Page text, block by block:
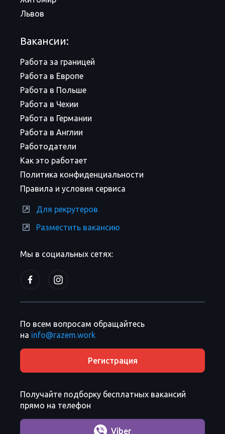
Мы в социальных сетях:
Львов
Вакансии:
Работа за границей
Работа в Европе
Работа в Польше
Работа в Чехии
Работа в Германии
Работа в Англии
Работодатели
Как это работает
Политика конфиденциальности
Правила и условия сервиса
Для рекрутеров
Разместить вакансию
По всем вопросам обращайтесь
на info@razem.work
Регистрация
Получайте подборку бесплатных вакансий
прямо на телефон
Viber